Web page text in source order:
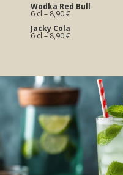
Wodka Red Bull
6 cl – 8,90 €
Jacky Cola
6 cl – 8,90 €